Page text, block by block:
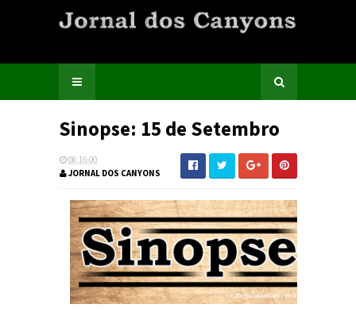
Sinopse: 15 de Setembro
08:16:00
JORNAL DOS CANYONS